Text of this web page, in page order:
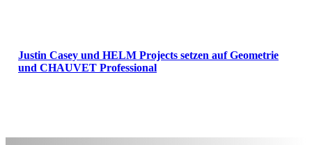
Justin Casey und HELM Projects setzen auf Geometrie
und CHAUVET Professional